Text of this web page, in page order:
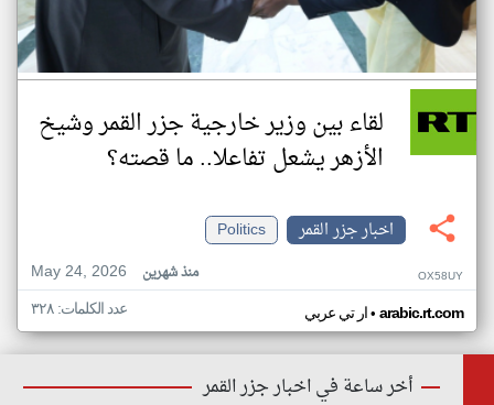
لقاء بين وزير خارجية جزر القمر وشيخ
الأزهر يشعل تفاعلا.. ما قصته؟
اخبار جزر القمر
Politics
May 24, 2026
منذ شهرين OX58UY
ار تي عربي• arabic.rt.com عدد الكلمات: ٣٢٨
أخر ساعة في اخبار جزر القمر